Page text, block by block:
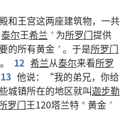
和王宫这两座建筑物，一共
泰尔王希兰 + 为所罗门提供
的所有黄金 + 。于是所罗门
。 12 希兰从泰尔来看所罗
13 他说：“我的弟兄，你给
城镇所在的地区就叫迦步勒
罗门王120塔兰特 *黄金 +